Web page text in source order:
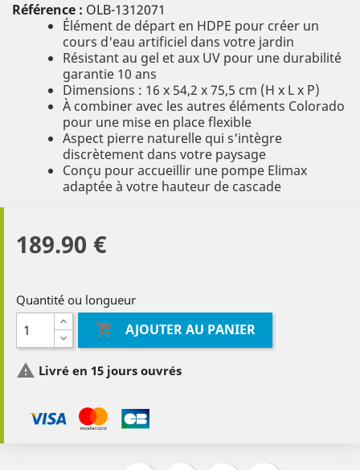
Référence : OLB-1312071
Élément de départ en HDPE pour créer un
cours d'eau artificiel dans votre jardin
Résistant au gel et aux UV pour une durabilité
garantie 10 ans
Dimensions : 16 x 54,2 x 75,5 cm (H x L x P)
À combiner avec les autres éléments Colorado
pour une mise en place flexible
Aspect pierre naturelle qui s'intègre
discrètement dans votre paysage
Conçu pour accueillir une pompe Elimax
adaptée à votre hauteur de cascade
189.90 €
Quantité ou longueur
 AJOUTER AU PANIER
 Livré en 15 jours ouvrés